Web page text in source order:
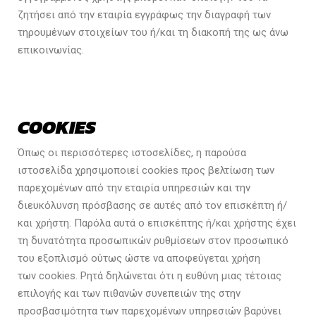
ζητήσει από την εταιρία εγγράφως την διαγραφή των
τηρουμένων στοιχείων του ή/και τη διακοπή της ως άνω
επικοινωνίας.
COOKIES
Όπως οι περισσότερες ιστοσελίδες, η παρούσα
ιστοσελίδα χρησιμοποιεί cookies προς βελτίωση των
παρεχομένων από την εταιρία υπηρεσιών και την
διευκόλυνση πρόσβασης σε αυτές από τον επισκέπτη ή/
και χρήστη. Παρόλα αυτά ο επισκέπτης ή/και χρήστης έχει
τη δυνατότητα προσωπικών ρυθμίσεων στον προσωπικό
του εξοπλισμό ούτως ώστε να αποφεύγεται χρήση
των cookies. Ρητά δηλώνεται ότι η ευθύνη μιας τέτοιας
επιλογής και των πιθανών συνεπειών της στην
προσβασιμότητα των παρεχομένων υπηρεσιών βαρύνει